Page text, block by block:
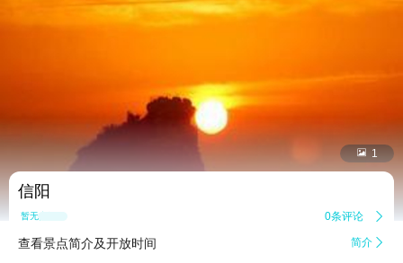
 1
信阳
暂无点评 0条评论 
查看景点简介及开放时间 简介 